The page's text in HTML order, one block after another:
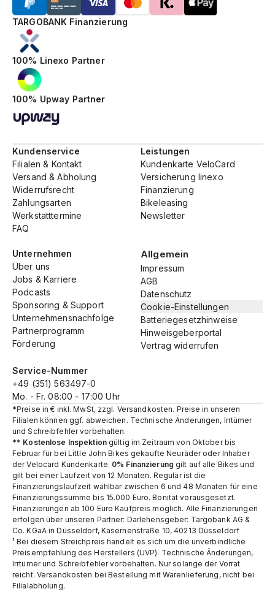
100% Upway Partner
100% Linexo Partner
TARGOBANK Finanzierung
Service-Nummer
+49 (351) 563497-0
Mo. - Fr. 08:00 - 17:00 Uhr
Kundenservice
Filialen & Kontakt
Versand & Abholung
Widerrufsrecht
Zahlungsarten
Werkstatttermine
FAQ
Leistungen
Kundenkarte VeloCard
Versicherung linexo
Finanzierung
Bikeleasing
Newsletter
Unternehmen
Über uns
Jobs & Karriere
Podcasts
Sponsoring & Support
Unternehmensnachfolge
Partnerprogramm
Förderung
Allgemein
Impressum
AGB
Datenschutz
Cookie-Einstellungen
Batteriegesetzhinweise
Hinweisgeberportal
Vertrag widerrufen
*Preise in € inkl. MwSt, zzgl. Versandkosten. Preise in unseren
Filialen können ggf. abweichen. Technische Änderungen, Irrtümer
und Schreibfehler vorbehalten.
** Kostenlose Inspektiongültig im Zeitraum von Oktober bis
Februar für bei Little John Bikes gekaufte Neuräder oder Inhaber
der Velocard Kundenkarte. 0% Finanzierung gilt auf alle Bikes und
gilt bei einer Laufzeit von 12 Monaten. Regulär ist die
Finanzierungslaufzeit wählbar zwischen 6 und 48 Monaten für eine
Finanzierungssumme bis 15.000 Euro. Bonität vorausgesetzt.
Finanzierungen ab 100 Euro Kaufpreis möglich. Alle Finanzierungen
erfolgen über unseren Partner: Darlehensgeber: Targobank AG &
Co. KGaA in Düsseldorf, Kasernenstraße 10, 40213 Düsseldorf
¹ Bei diesem Streichpreis handelt es sich um die unverbindliche
Preisempfehlung des Herstellers (UVP). Technische Änderungen,
Irrtümer und Schreibfehler vorbehalten. Nur solange der Vorrat
reicht.​ Versandkosten bei Bestellung mit Warenlieferung, nicht bei
Filialabholung.